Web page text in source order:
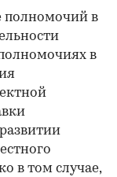
полномочий в
в
в том случае,